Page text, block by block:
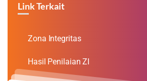
Link Terkait
Zona Integritas
Hasil Penilaian ZI